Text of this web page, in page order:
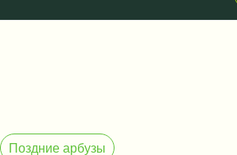
Поздние арбузы